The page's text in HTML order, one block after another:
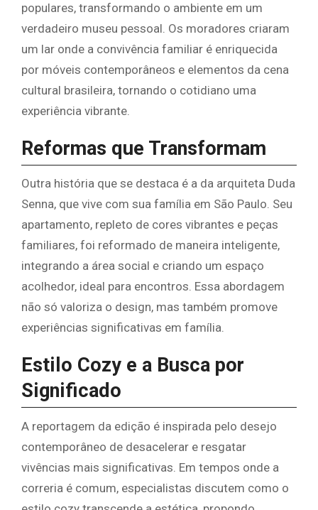
populares, transformando o ambiente em um
verdadeiro museu pessoal. Os moradores criaram
um lar onde a convivência familiar é enriquecida
por móveis contemporâneos e elementos da cena
cultural brasileira, tornando o cotidiano uma
experiência vibrante.
Reformas que Transformam
Outra história que se destaca é a da arquiteta Duda
Senna, que vive com sua família em São Paulo. Seu
apartamento, repleto de cores vibrantes e peças
familiares, foi reformado de maneira inteligente,
integrando a área social e criando um espaço
acolhedor, ideal para encontros. Essa abordagem
não só valoriza o design, mas também promove
experiências significativas em família.
Estilo Cozy e a Busca por
Significado
A reportagem da edição é inspirada pelo desejo
contemporâneo de desacelerar e resgatar
vivências mais significativas. Em tempos onde a
correria é comum, especialistas discutem como o